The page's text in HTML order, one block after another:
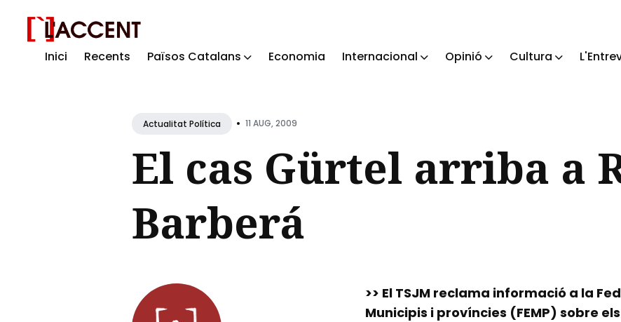
Inici Recents Països Catalans Economia Internacional Opinió Cultura
Blog
Actualitat Política • 11 AUG, 2009
El cas Gürtel arriba a
Barberá
>> El TSJM reclama informació a la
Municipis i províncies (FEMP) sobre